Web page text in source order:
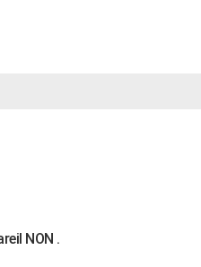
NON .